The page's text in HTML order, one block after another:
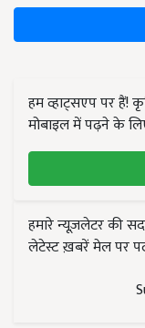
हम व्हाट्सएप पर हैं!
मोबाइल में पढ़ने के
हमारे न्यूज़लेटर की
लेटेस्ट ख़बरें मेल पर